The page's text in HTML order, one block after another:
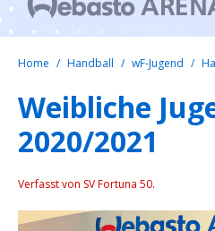
Home Handball wF-Jugend
Weibliche
2020/2021
Verfasst von SV Fortuna 50.